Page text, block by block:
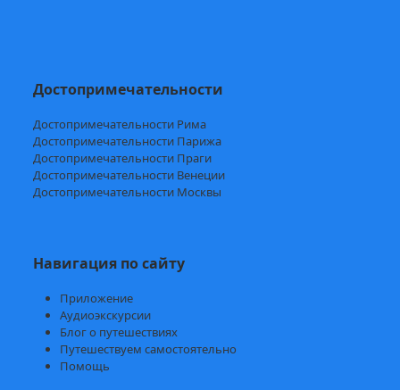
Достопримечательности
Достопримечательности Рима
Достопримечательности Парижа
Достопримечательности Праги
Достопримечательности Венеции
Достопримечательности Москвы
Навигация по сайту
Приложение
Аудиоэкскурсии
Блог о путешествиях
Путешествуем самостоятельно
Помощь